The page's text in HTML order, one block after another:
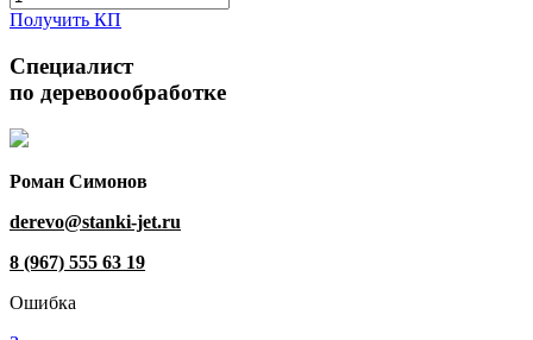
Получить КП
Специалист
по деревоообработке
Роман Симонов
derevo@stanki-jet.ru
8 (967) 555 63 19
Ошибка